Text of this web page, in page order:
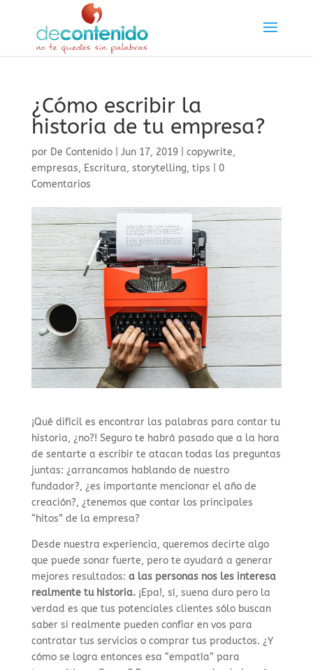
¿Cómo escribir la
historia de tu empresa?
por De Contenido| Jun 17, 2019| copywrite,
empresas, Escritura, storytelling, tips
0
Comentarios
¡Qué difícil es encontrar las palabras para contar tu
historia, ¿no?! Seguro te habrá pasado que a la hora
de sentarte a escribir te atacan todas las preguntas
juntas: ¿arrancamos hablando de nuestro
fundador?, ¿es importante mencionar el año de
creación?, ¿tenemos que contar los principales
“hitos” de la empresa?
Desde nuestra experiencia, queremos decirte algo
que puede sonar fuerte, pero te ayudará a generar
mejores resultados: a las personas nos les interesa
realmente tu historia.¡Epa!, sí, suena duro pero la
verdad es que tus potenciales clientes sólo buscan
saber si realmente pueden confiar en vos para
contratar tus servicios o comprar tus productos. ¿Y
cómo se logra entonces esa “empatía” para